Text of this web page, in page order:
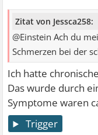
Zitat von Jessca258:
@Einstein Ach du
Schmerzen bei der
Ich hatte
Das wurde durch
Symptome waren
Trigger